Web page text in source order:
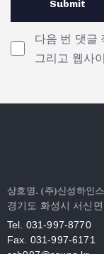
다음 번 댓글
그리고 웹사
상호명. (주)신성하인스
경기도 화성시 서신
Tel. 031-997-8770
Fax. 031-997-6171